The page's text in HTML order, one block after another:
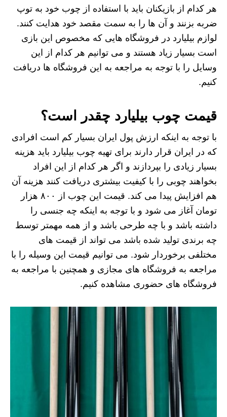
هر کدام از بازیکنان باید با استفاده از چوب خود به توپ
ضربه بزنند و آن ها را به سمت مقصد خود هدایت کنند.
لوازم بیلیارد در فروشگاه هایی که مخصوص این بازی
است بسیار زیاد هستند و می توانیم هر کدام از این
وسایل را با توجه به مراجعه به این فروشگاه‌ ها دریافت
کنیم.
قیمت چوب بیلیارد چقدر است؟
با توجه به اینکه ارزش پول ایران بسیار کم است افرادی
که در ایران قرار دارند برای تهیه چوب بیلیارد باید هزینه
بسیار زیادی را بپردازند و اگر هر کدام از این افراد
بخواهند چوبی را با کیفیت بیشتری دریافت کنند هزینه آن
هم افزایش پیدا می کند. قیمت این چوب از ۸۰۰ هزار
تومان آغاز می شود و با توجه به اینکه چه جنسی را
داشته باشد و با چه طرحی باشد و از همه مهمتر توسط
چه برندی تولید شده باشد می تواند از قیمت های
مختلفی برخوردار شود. می توانیم قیمت این وسیله را با
مراجعه به فروشگاه های مجازی و همچنین با مراجعه به
فروشگاه های حضوری مشاهده کنیم.